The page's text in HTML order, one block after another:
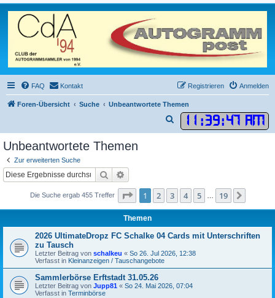
FAQ Kontakt Anmelden
Registrieren
Foren-Übersicht Suche Unbeantwortete Themen
11 :39:47 AM
u
Unbeantwortete Themen
Zur erweiterten Suche
Suche
Die Suche ergab 455 Treffer Seite 1von 19
1 2 3 4 5 19
Themen
2026 UltimateDropz FC Schalke 04 Cards mit Unterschriften
zu Tausch
Letzter Beitrag von schalkeu « So 26. Jul 2026, 12:38
Verfasst in Kleinanzeigen / Tauschangebote
Sammlerbörse Erftstadt 31.05.26
Letzter Beitrag von Jupp81 « So 24. Mai 2026, 07:04
Verfasst in Terminbörse